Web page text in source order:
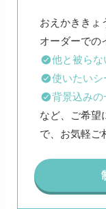
おえかききょ
他と被ら
使いたいシ
背景込み
など、ご希望
で、お気軽ご